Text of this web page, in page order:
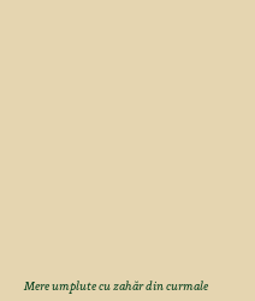
Mere umplute cu zahăr din curmale